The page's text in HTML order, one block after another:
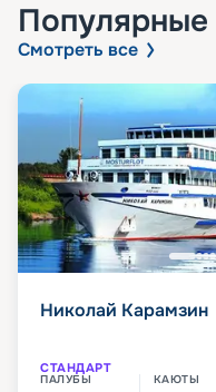
Популярные
Смотреть все
Николай Карамзин
СТАНДАРТ
ПАЛУБЫ КАЮТЫ